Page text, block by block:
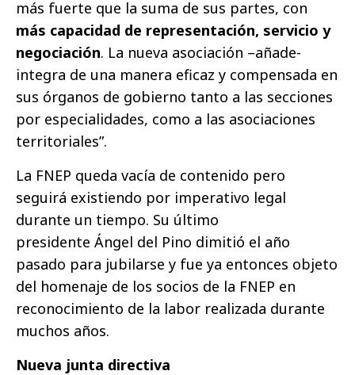
más fuerte que la suma de sus partes, con
más capacidad de representación, servicio y
negociación. La nueva asociación –añade-
integra de una manera eficaz y compensada en
sus órganos de gobierno tanto a las secciones
por especialidades, como a las asociaciones
territoriales”.
La FNEP queda vacía de contenido pero
seguirá existiendo por imperativo legal
durante un tiempo. Su último
presidente Ángel del Pino dimitió el año
pasado para jubilarse y fue ya entonces objeto
del homenaje de los socios de la FNEP en
reconocimiento de la labor realizada durante
muchos años.
Nueva junta directiva